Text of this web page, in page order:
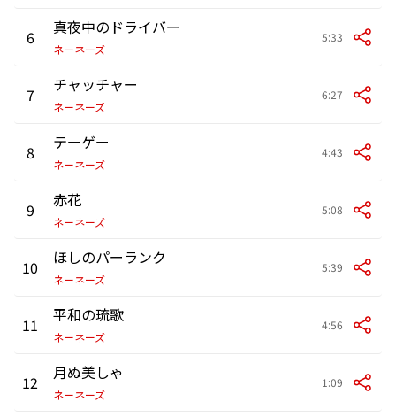
6 真夜中のドライバー
ネーネーズ
5:33
7 チャッチャー
ネーネーズ
6:27
8 テーゲー
ネーネーズ
4:43
9 赤花
ネーネーズ
5:08
10 ほしのパーランク
ネーネーズ
5:39
11 平和の琉歌
ネーネーズ
4:56
12 月ぬ美しゃ
ネーネーズ
1:09